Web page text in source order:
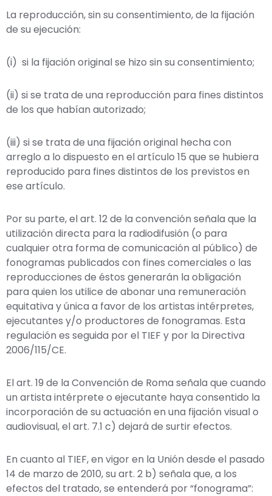
La reproducción, sin su consentimiento, de la fijación
de su ejecución:
(i) si la fijación original se hizo sin su consentimiento;
(ii) si se trata de una reproducción para fines distintos
de los que habían autorizado;
(iii) si se trata de una fijación original hecha con
arreglo a lo dispuesto en el artículo 15 que se hubiera
reproducido para fines distintos de los previstos en
ese artículo.
Por su parte, el art. 12 de la convención señala que la
utilización directa para la radiodifusión (o para
cualquier otra forma de comunicación al público) de
fonogramas publicados con fines comerciales o las
reproducciones de éstos generarán la obligación
para quien los utilice de abonar una remuneración
equitativa y única a favor de los artistas intérpretes,
ejecutantes y/o productores de fonogramas. Esta
regulación es seguida por el TIEF y por la Directiva
2006/115/CE.
El art. 19 de la Convención de Roma señala que cuando
un artista intérprete o ejecutante haya consentido la
incorporación de su actuación en una fijación visual o
audiovisual, el art. 7.1 c) dejará de surtir efectos.
En cuanto al TIEF, en vigor en la Unión desde el pasado
14 de marzo de 2010, su art. 2 b) señala que, a los
efectos del tratado, se entenderá por “fonograma”: